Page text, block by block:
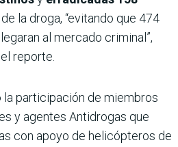
de la droga, “evitando que 474
al mercado criminal”,
reporte.
la participación de miembros
y agentes Antidrogas que
con apoyo de helicópteros de